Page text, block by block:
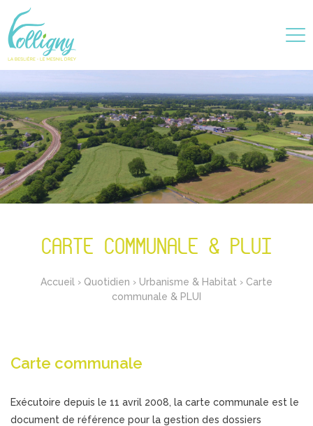
CARTE COMMUNALE & PLUI
Accueil › Quotidien › Urbanisme & Habitat › Carte
communale & PLUI
Carte communale
Exécutoire depuis le 11 avril 2008, la carte communale est le
document de référence pour la gestion des dossiers